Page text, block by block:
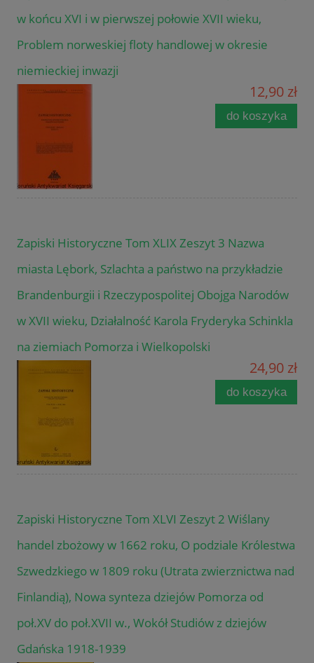
w końcu XVI i w pierwszej połowie XVII wieku,
Problem norweskiej floty handlowej w okresie
niemieckiej inwazji
12,90 zł
do koszyka
Zapiski Historyczne Tom XLIX Zeszyt 3 Nazwa
miasta Lębork, Szlachta a państwo na przykładzie
Brandenburgii i Rzeczypospolitej Obojga Narodów
w XVII wieku, Działalność Karola Fryderyka Schinkla
na ziemiach Pomorza i Wielkopolski
24,90 zł
do koszyka
Zapiski Historyczne Tom XLVI Zeszyt 2 Wiślany
handel zbożowy w 1662 roku, O podziale Królestwa
Szwedzkiego w 1809 roku (Utrata zwierznictwa nad
Finlandią), Nowa synteza dziejów Pomorza od
poł.XV do poł.XVII w., Wokół Studiów z dziejów
Gdańska 1918-1939